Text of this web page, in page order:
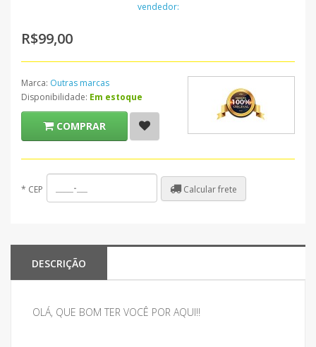
vendedor:
R$99,00
Marca: Outras marcas
Disponibilidade: Em estoque
COMPRAR
* CEP Calcular frete
DESCRIÇÃO
OLÁ, QUE BOM TER VOCÊ POR AQUI!!